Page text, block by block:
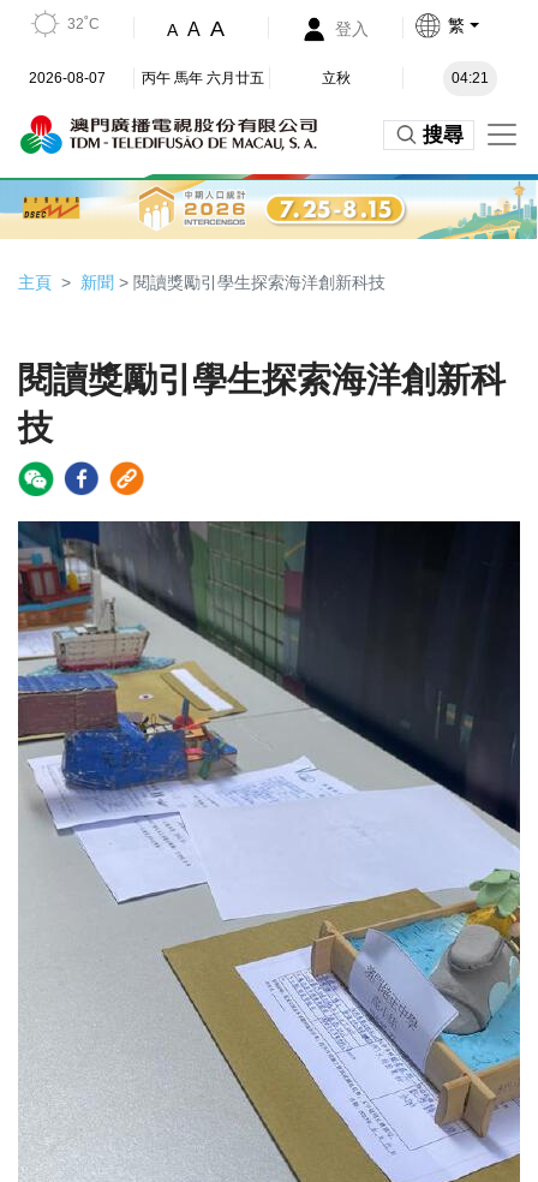
32˚C A A A 登入 繁
2026-08-07 丙午 馬年 六月廿五 立秋 04:21
搜尋
主頁 新聞 > 閱讀獎勵引學生探索海洋創新科技
閱讀獎勵引學生探索海洋創新科
技